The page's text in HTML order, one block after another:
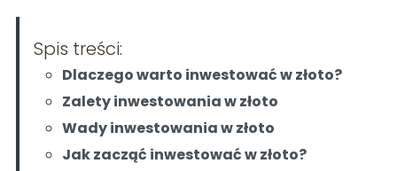
Spis treści:
Dlaczego warto inwestować w złoto?
Zalety inwestowania w złoto
Wady inwestowania w złoto
Jak zacząć inwestować w złoto?